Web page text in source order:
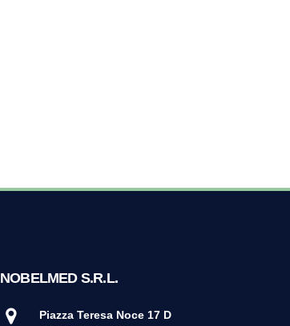
NOBELMED S.R.L.
Piazza Teresa Noce 17 D